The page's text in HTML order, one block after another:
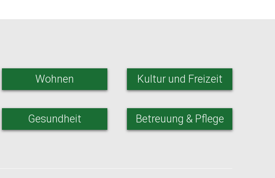
Wohnen Kultur und Freizeit
Gesundheit Betreuung & Pflege